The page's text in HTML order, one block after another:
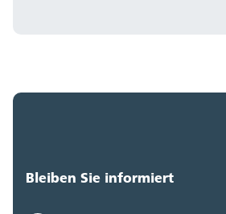
Bleiben Sie informiert